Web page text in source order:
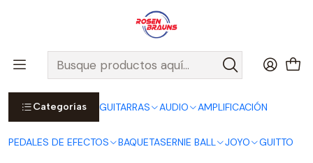
Categorías GUITARRAS AUDIO AMPLIFICACIÓN
PEDALES DE EFECTOS BAQUETASERNIE BALL JOYO GUITTO
Por compras sobre $25.000 en Santiago urbano, Colina o
Padre Hurtado, incluimos el despacho!
Ver Detalles
Inicio JOYO AMPLIFICACIÓN
AMPLIFICADORES
Amplificador MA-10E para Guitarra Eléctrica - Portátil